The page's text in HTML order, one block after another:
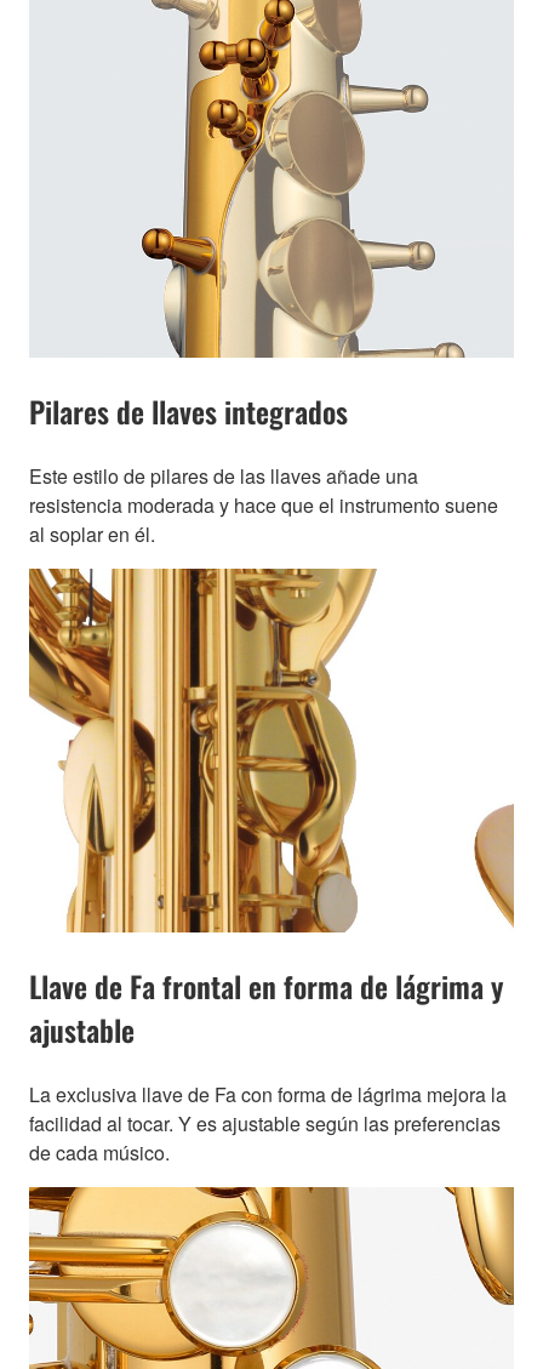
Pilares de llaves integrados
Este estilo de pilares de las llaves añade una
resistencia moderada y hace que el instrumento suene
al soplar en él.
Llave de Fa frontal en forma de lágrima y
ajustable
La exclusiva llave de Fa con forma de lágrima mejora la
facilidad al tocar. Y es ajustable según las preferencias
de cada músico.